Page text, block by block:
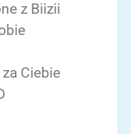
z Biizii
Ciebie